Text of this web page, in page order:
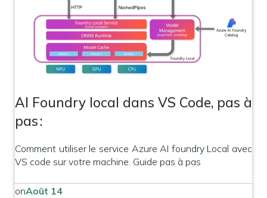
AI Foundry local dans VS Code, pas à
pas :
Comment utiliser le service Azure AI foundry Local avec
VS code sur votre machine. Guide pas à pas
onAoût 14